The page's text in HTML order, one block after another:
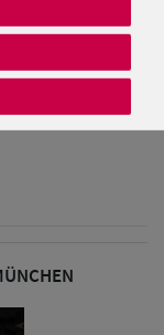
Baseball-